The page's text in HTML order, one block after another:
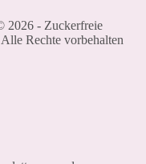
2026 - Zuckerfreie
Rechte vorbehalten